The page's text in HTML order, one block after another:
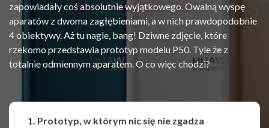
zapowiadały coś absolutnie wyjątkowego. Owalną wyspę
aparatów z dwoma zagłębieniami, a w nich prawdopodobnie
4 obiektywy. Aż tu nagle, bang! Dziwne zdjęcie, które
rzekomo przedstawia prototyp modelu P50. Tyle że z
totalnie odmiennym aparatem. O co więc chodzi?
1. Prototyp, w którym nic się nie zgadza